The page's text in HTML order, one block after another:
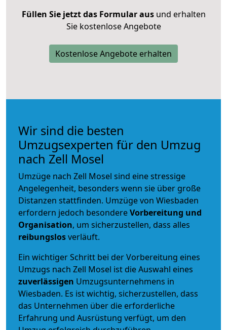
Füllen Sie jetzt das Formular ausund erhalten
Sie kostenlose Angebote
Kostenlose Angebote erhalten
Wir sind die besten
Umzugsexperten für den Umzug
nach Zell Mosel
Umzüge nach Zell Mosel sind eine stressige
Angelegenheit, besonders wenn sie über große
Distanzen stattfinden. Umzüge von Wiesbaden
erfordern jedoch besondereVorbereitung und
Organisation, um sicherzustellen, dass alles
reibungslosverläuft.
Ein wichtiger Schritt bei der Vorbereitung eines
Umzugs nach Zell Mosel ist die Auswahl eines
zuverlässigen Umzugsunternehmens in
Wiesbaden. Es ist wichtig, sicherzustellen, dass
das Unternehmen über die erforderliche
Erfahrung und Ausrüstung verfügt, um den